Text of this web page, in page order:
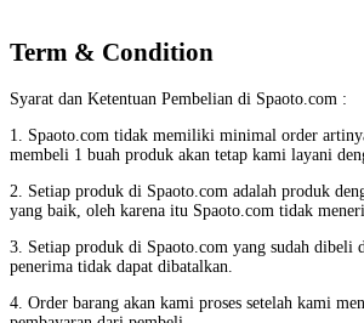
Term & Condition
Syarat dan Ketentuan Pembelian di Spaoto.com :
1. Spaoto.com tidak memiliki minimal order
membeli 1 buah produk akan tetap kami layani
2. Setiap produk di Spaoto.com adalah produk
yang baik, oleh karena itu Spaoto.com tidak
3. Setiap produk di Spaoto.com yang sudah dibeli
penerima tidak dapat dibatalkan.
4. Order barang akan kami proses setelah kami